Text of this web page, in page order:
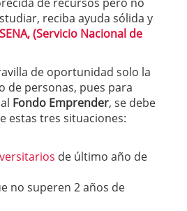
reciba ayuda sólida y
SENA, (Servicio Nacional de
de oportunidad solo la
de personas, pues para
Fondo Emprender, se debe
estas tres situaciones:
de último año de
no superen 2 años de